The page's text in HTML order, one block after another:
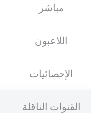
مباشر
اللاعبون
الإحصائيات
القنوات الناقلة
انطلاق المباراة.